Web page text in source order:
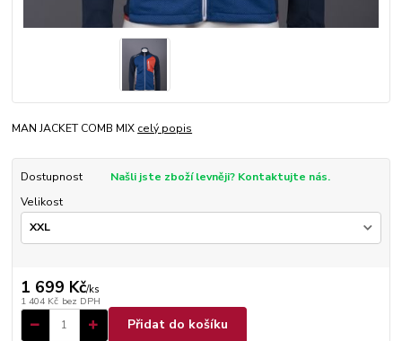
MAN JACKET COMB MIX celý popis
Dostupnost
Našli jste zboží levněji? Kontaktujte nás.
Velikost
1 699 Kč/ks
1 404 Kč bez DPH
Přidat do košíku